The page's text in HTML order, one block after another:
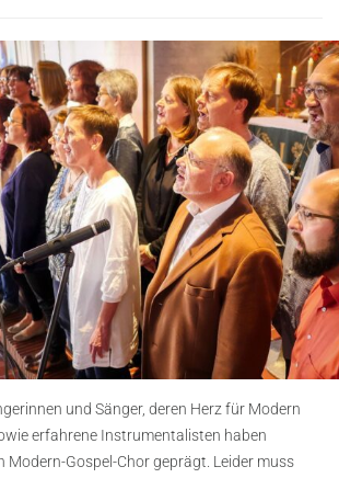
und Sänger, deren Herz für Modern
erfahrene Instrumentalisten haben
Modern-Gospel-Chor geprägt. Leider muss